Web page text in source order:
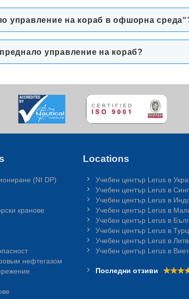
управление на кораб в офшорна
управление на кораб?
(NI DP)
кранове
нефтегазом
Locations
Учебен център Lerus в
Учебен център Lerus в
Учебен център Lerus в
Учебен център Lerus в
Учебен център Lerus в
Учебен център Lerus в
Учебен център Lerus в
Учебен център Lerus в
Последни отзиви